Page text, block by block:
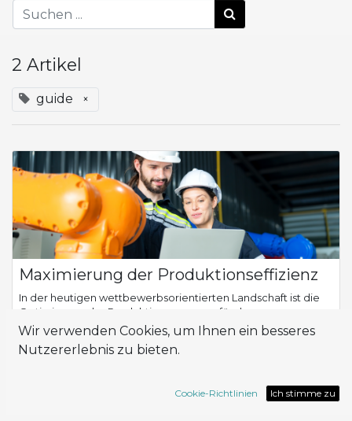
2 Artikel
guide ×
Maximierung der Produktionseffizienz
In der heutigen wettbewerbsorientierten Landschaft ist die
Optimierung der Produktionsprozesse für den
Geschäftserfolg von entscheidender Bedeutung. Mit der
Odoo-Suite von Tools können sich Unternehme...
Wir verwenden Cookies, um Ihnen ein besseres
Nutzererlebnis zu bieten.
Cookie-Richtlinien Ich stimme zu